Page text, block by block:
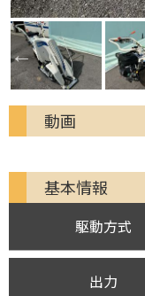
動画
基本情報
駆動方式
出力